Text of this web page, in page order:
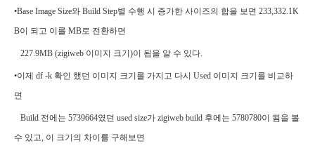
•Base Image Size와 Build Step별 수행 시 증가한 사이즈의 합을 보면 233,332.1K
B이 되고 이를 MB로 전환하면
227.9MB (zigiweb 이미지 크기)이 됨을 알 수 있다.
•이제 df -k 확인 했던 이미지 크기를 가지고 다시 Used 이미지 크기를 비교하
면
Build 전에는 5739664였던 used size가 zigiweb build 후에는 5780780이 됨을 볼
수 있고, 이 크기의 차이를 구해보면